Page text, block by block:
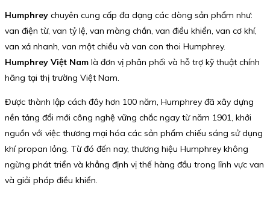
Humphrey chuyên cung cấp đa dạng các dòng sản phẩm như:
van điện từ, van tỷ lệ, van màng chắn, van điều khiển, van cơ khí,
van xả nhanh, van một chiều và van con thoi Humphrey.
Humphrey Việt Nam là đơn vị phân phối và hỗ trợ kỹ thuật chính
hãng tại thị trường Việt Nam.
Được thành lập cách đây hơn 100 năm, Humphrey đã xây dựng
nền tảng đổi mới công nghệ vững chắc ngay từ năm 1901, khởi
nguồn với việc thương mại hóa các sản phẩm chiếu sáng sử dụng
khí propan lỏng. Từ đó đến nay, thương hiệu Humphrey không
ngừng phát triển và khẳng định vị thế hàng đầu trong lĩnh vực van
và giải pháp điều khiển.